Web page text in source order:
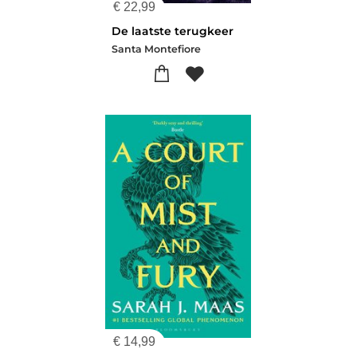
€ 22,99
De laatste terugkeer
Santa Montefiore
€ 14,99